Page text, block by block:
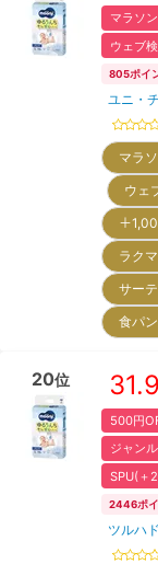
マラソ
ウェブ
805ポイ
ユニ・
マラ
ウェ
＋
ラク
サー
食パ
20位 31.9
500円
ジャン
SPU(＋
2446ポ
ツルハ